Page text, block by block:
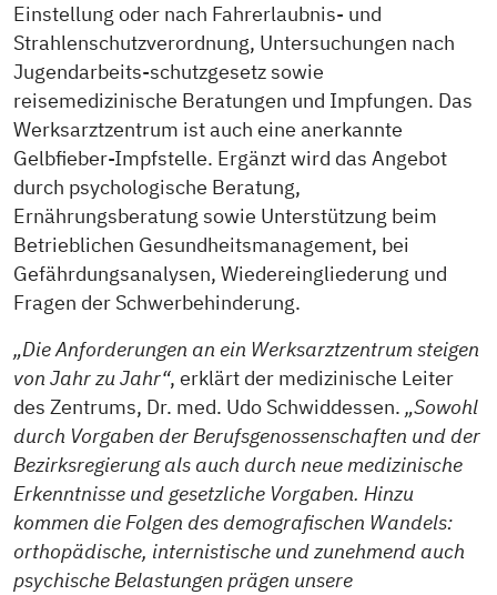
Einstellung oder nach Fahrerlaubnis- und
Strahlenschutzverordnung, Untersuchungen nach
Jugendarbeits-schutzgesetz sowie
reisemedizinische Beratungen und Impfungen. Das
Werksarztzentrum ist auch eine anerkannte
Gelbfieber-Impfstelle. Ergänzt wird das Angebot
durch psychologische Beratung,
Ernährungsberatung sowie Unterstützung beim
Betrieblichen Gesundheitsmanagement, bei
Gefährdungsanalysen, Wiedereingliederung und
Fragen der Schwerbehinderung.
„Die Anforderungen an ein Werksarztzentrum steigen
von Jahr zu Jahr“, erklärt der medizinische Leiter
des Zentrums, Dr. med. Udo Schwiddessen. „Sowohl
durch Vorgaben der Berufsgenossenschaften und der
Bezirksregierung als auch durch neue medizinische
Erkenntnisse und gesetzliche Vorgaben. Hinzu
kommen die Folgen des demografischen Wandels:
orthopädische, internistische und zunehmend auch
psychische Belastungen prägen unsere